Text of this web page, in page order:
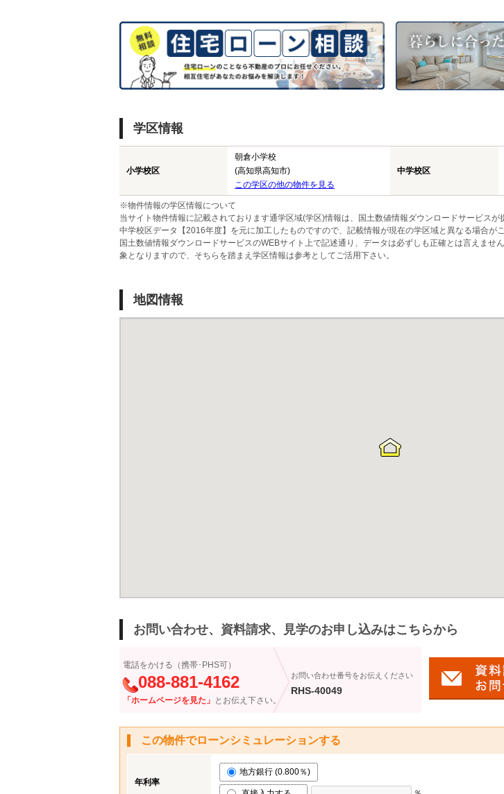
学区情報
小学校区
朝倉小学校
(高知県高知市)
この学区の他の物件を見る
中学校区
※物件情報の学区情報について
当サイト物件情報に記載されております通学区域(学区)情報は、国土数値情報ダウンロードサービス
中学校区データ【2016年度】を元に加工したものですので、記載情報が現在の学区域と異なる場合がご
国土数値情報ダウンロードサービスのWEBサイト上で記述通り、データは必ずしも正確とは言えませ
象となりますので、そちらを踏まえ学区情報は参考としてご活用下さい。
地図情報
お問い合わせ、資料請求、見学のお申し込みはこちらから
電話をかける（携帯･PHS可）
088-881-4162
「ホームページを見た」 とお伝え下さい。
お問い合わせ番号をお伝えください
RHS-40049
この物件でローンシミュレーションする
年利率
地方銀行 (0.800％)